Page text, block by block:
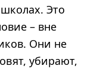
Это
– вне
Они не
убирают,